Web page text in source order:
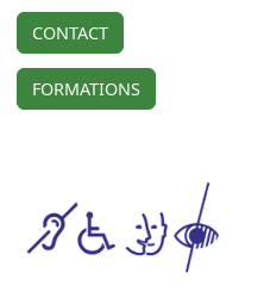
CONTACT
FORMATIONS